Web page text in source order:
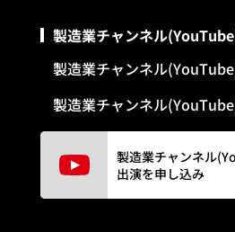
製造業チャンネル
製造業チャンネル
製造業チャンネル
製造業チャンネル
出演を申し込み